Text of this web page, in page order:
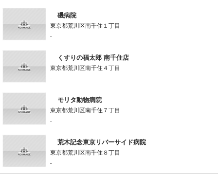
磯病院
東京都荒川区南千住１丁目
-
くすりの福太郎 南千住店
東京都荒川区南千住４丁目
-
モリタ動物病院
東京都荒川区南千住７丁目
-
荒木記念東京リバーサイド病院
東京都荒川区南千住８丁目
-